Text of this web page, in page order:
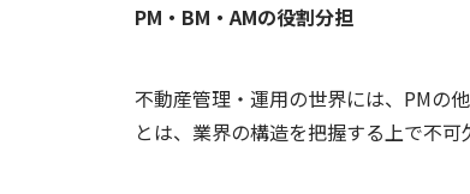
PM ・ BM ・ AMの役割分担
不動産管理・運用の世界には、 PMの
とは、業界の構造を把握する上で不可